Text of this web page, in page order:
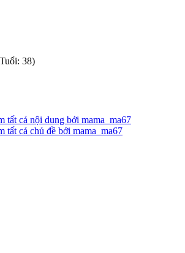
38)
tất cả nội dung bởi mama_ma67
tất cả chủ đề bởi mama_ma67